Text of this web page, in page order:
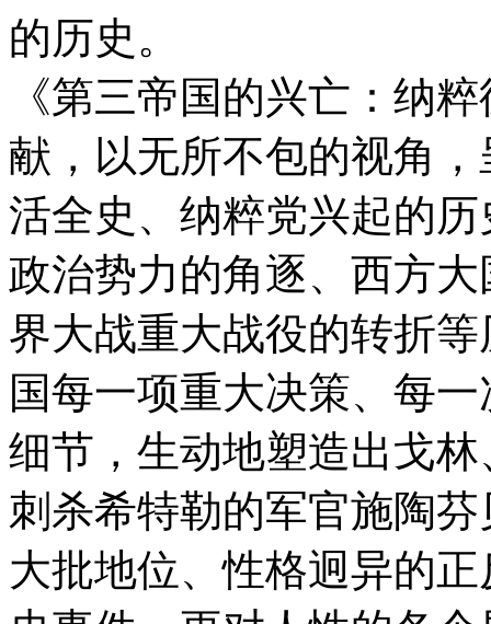
的历史。
《第三帝国的兴亡：纳
献，以无所不包的视角
活全史、纳粹党兴起的
政治势力的角逐、西方
界大战重大战役的转折
国每一项重大决策、每
细节，生动地塑造出戈
刺杀希特勒的军官施陶
大批地位、性格迥异的